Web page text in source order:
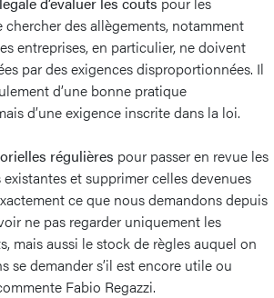
chercher des allègements, notamment
entreprises, en particulier, ne doivent
par des exigences disproportionnées. Il
d’une bonne pratique
d’une exigence inscrite dans la loi.
régulières pour passer en revue les
et supprimer celles devenues
ce que nous demandons depuis
ne pas regarder uniquement les
mais aussi le stock de règles auquel on
se demander s’il est encore utile ou
Fabio Regazzi.